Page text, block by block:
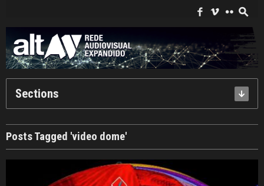
f i c s
Sections
Posts Tagged 'video dome'